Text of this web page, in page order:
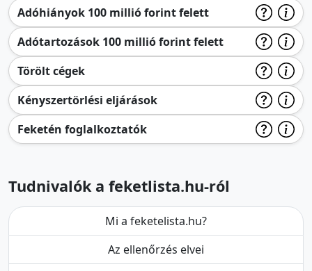
Adóhiányok 100 millió forint felett
Adótartozások 100 millió forint felett
Törölt cégek
Kényszertörlési eljárások
Feketén foglalkoztatók
Tudnivalók a feketlista.hu-ról
Mi a feketelista.hu?
Az ellenőrzés elvei